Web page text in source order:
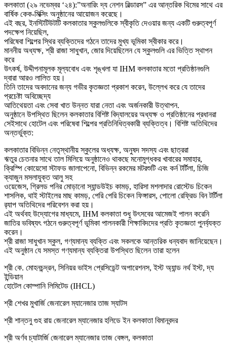
কলকাতা (২৯ নভেম্বর ‘২৪):”অনারিং দ্য নেশন বিল্ডারস” এর আন্তরিক থিমের সাথে এর
বার্ষিক কেক-মিক্সিং অনুষ্ঠানের আয়োজন করেছে।
এই বছর, ইনস্টিটিউটটি কলকাতার স্কুলগুলিকে স্বীকৃতি দেওয়ার জন্য একটি গুরুত্বপূর্ণ
পদক্ষেপ নিয়েছিল,
পরিষেবা শিল্পের স্থির ব্যক্তিদের গঠনে তাদের মুখ্য ভূমিকা স্বীকার করে।
মাননীয় অধ্যক্ষ, শ্রী রাজা সাধুখান, জোর দিয়েছিলেন যে স্কুলগুলি এর ভিত্তি স্থাপন
করে
উৎকর্ষ, উদ্দীপনামূলক মূল্যবোধ এবং শৃঙ্খলা যা IHM কলকাতার মতো প্রতিষ্ঠানগুলি
দ্বারা আরও লালিত হয়।
তিনি তাদের অবদানের জন্য গভীর কৃতজ্ঞতা প্রকাশ করেন, উল্লেখ করে যে তাদের
প্রচেষ্টা অবিচ্ছেদ্য
আতিথেয়তা এবং সেবা খাত উন্নত যারা নেতা এবং অর্জনকারী উত্থাপন.
অনুষ্ঠানে উপস্থিত ছিলেন কলকাতার বিশিষ্ট বিদ্যালয়ের অধ্যক্ষ ও প্রতিষ্ঠানের প্রধানরা
সেইসাথে হোটেল এবং পরিষেবা শিল্পের প্রতিনিধিত্বকারী ব্যক্তিত্ব। বিশিষ্ট অতিথিদের
অন্তর্ভুক্ত:
কলকাতার বিভিন্ন নেতৃস্থানীয় স্কুলের অধ্যক্ষ, অনুষদ সদস্য এবং ছাত্ররা
ঋতুর চেতনার সাথে তাল মিলিয়ে অনুষ্ঠানেও থাকছে মনোমুগ্ধকর খাবারের সমাহার,
ক্রিস্পি কোয়েসো স্টাফড জালাপেনো, বিভিন্ন রকমের মটরশুটি এবং কর্ন টর্টিলা, চিজি
ক্যাজুন মসলাযুক্ত আলু সহ
ওয়েজেস, গ্রিলড পনির মোড়ানো স্যান্ডউইচ কামড়, হারিসা মশলাদার রোস্টেড চিকেন
শাসলিক, থাই স্টাইলের মাছ কামড়, পেরি পেরি চিকেন ফিঙ্গারস, পোলো রেফ্রিড বিন টর্টিলা
র‍্যাপ অতিথিদের পরিবেশন করা হয়।
এই অর্থবহ উদ্যোগের মাধ্যমে, IHM কলকাতা শুধু উৎসবের আমেজই পালন করেনি
জাতির ভবিষ্যৎ গঠনে গুরুত্বপূর্ণ ভূমিকা পালনকারী শিক্ষাবিদদের প্রতি কৃতজ্ঞতা পুনর্ব্যক্ত
করেন।
শ্রী রাজা সাধুখান স্কুল, গণ্যমান্য ব্যক্তি এবং সকলকে আন্তরিক ধন্যবাদ জানিয়েছেন।
এই অনুষ্ঠান যে সমস্ত গণ্যমান্য ব্যক্তিরা উপস্থিত ছিলেন তারা হলেন
শ্রী কে. মোহনচন্দ্রন, সিনিয়র ভাইস প্রেসিডেন্ট অপারেশনস, ইস্ট অ্যান্ড নর্থ ইস্ট, দ্য
ইন্ডিয়ান
হোটেল কোম্পানি লিমিটেড (IHCL)
শ্রী শেখর মুখার্জি জেনারেল ম্যানেজার তাজ স্যাটস
শ্রী শান্তনু গুহ রায় জেনারেল ম্যানেজার হলিডে ইন কলকাতা বিমানবন্দর
শ্রী অর্ণব চ্যাটার্জি জেনারেল ম্যানেজার তাজ বেঙ্গল, কলকাতা